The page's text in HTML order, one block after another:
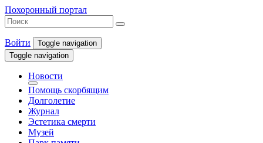
Похоронный портал
Войти
Toggle navigation
Toggle navigation
Новости
Помощь скорбящим
Долголетие
Журнал
Эстетика смерти
Музей